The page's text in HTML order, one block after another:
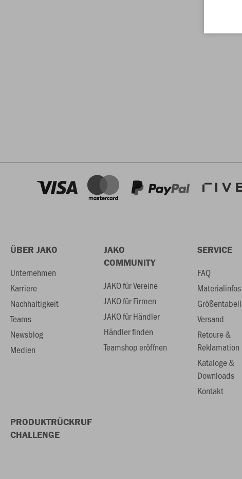
ÜBER JAKO
Unternehmen
Karriere
Nachhaltigkeit
Teams
Newsblog
Medien
JAKO
COMMUNITY
JAKO für Vereine
JAKO für Firmen
JAKO für Händler
Händler finden
Teamshop eröffnen
SERVICE
FAQ
Materialinfos
Versand
Retoure &
Reklamation
Kataloge &
Downloads
Kontakt
PRODUKTRÜCKRUF
CHALLENGE